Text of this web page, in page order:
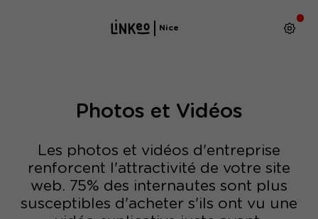
Nice
Photos et Vidéos
Les photos et vidéos d'entreprise
renforcent l'attractivité de votre site
web. 75% des internautes sont plus
susceptibles d'acheter s'ils ont vu une